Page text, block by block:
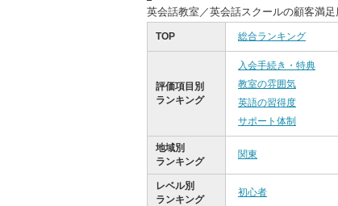
英会話教室／英会話スクールの顧客満
TOP 総合ランキング
評価項目別
ランキング
入会手続き・特典
教室の雰囲気
英語の習得度
サポート体制
地域別
ランキング
関東
レベル別
ランキング
初心者